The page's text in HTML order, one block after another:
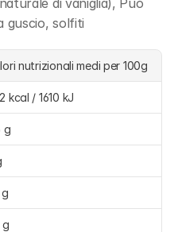
di vaniglia), Può
guscio, solfiti
nutrizionali medi per 100g
kcal / 1610 kJ
g
g